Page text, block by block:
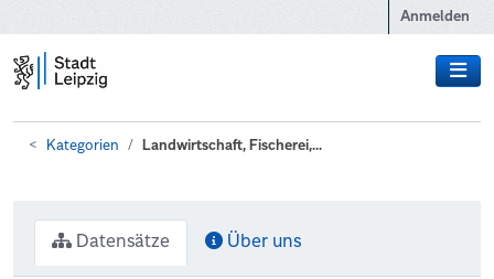
Anmelden
Kategorien Landwirtschaft, Fischerei,...
Datensätze Über uns